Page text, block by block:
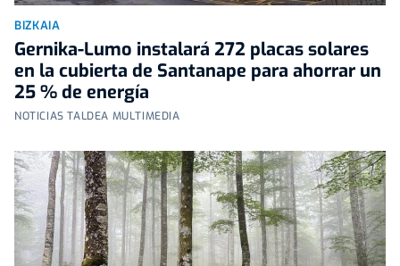
BIZKAIA
Gernika-Lumo instalará 272 placas solares
en la cubierta de Santanape para ahorrar un
25 % de energía
NOTICIAS TALDEA MULTIMEDIA